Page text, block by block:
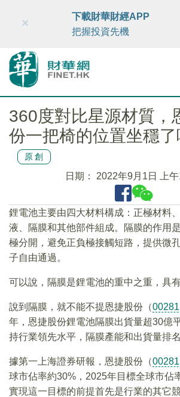
財華智庫網 FINTV FINMETA
×
下載財華財經APP
把握投資先機
360度對比星源材質，
份一把椅的位置坐穩了
原創
日期： 2022年9月1日 上
鋰電池主要由四大材料構成：正極材料
液、隔膜和其他部件組成。隔膜的作用
極分開，避免正負極接觸短路，提供微
子自由通過。
可以說，隔膜是鋰電池的重中之重，具
說到隔膜，就不能不提恩捷股份（
年，恩捷股份鋰電池隔膜出貨量超30億
持行業領先水平，隔膜產能和出貨量排名
據第一上海證券研報，恩捷股份（
球市佔率約30%，2025年目標全球市佔
實現這一目標的前提首先是行業的其它